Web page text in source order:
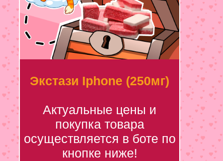
Экстази Iphone (250мг)
Актуальные цены и
покупка товара
осуществляется в боте по
кнопке ниже!